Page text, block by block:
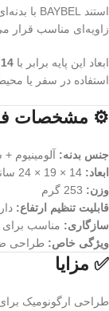
استند BAYBEL با بدنه‌ای از
زاویه‌ای مناسب قرار
ابعاد این پایه برابر با 14 × 19 × 24 سانتی‌متر
استفاده در سفر یا
⚙️ مشخصات
جنس بدنه: آلومینیوم
ابعاد:
وزن:
قابلیت تنظیم ارتفاع:
سازگاری: مناسب برای
ویژگی خاص: طراحی
✅ مزایا
طراحی ارگونومیک